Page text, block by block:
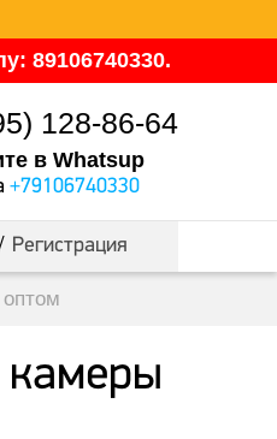
89106740330.
128-86-64
в Whatsup
+79106740330
Регистрация
камеры